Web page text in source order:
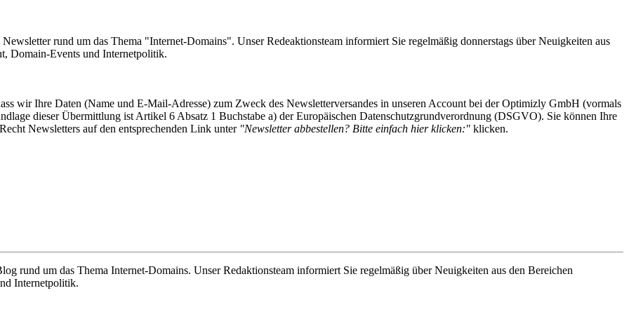
rund um das Thema "Internet-Domains". Unser Redeaktionsteam informiert Sie regelmäßig donnerstags über Neuigkeiten aus
Domain-Events und Internetpolitik.
wir Ihre Daten (Name und E-Mail-Adresse) zum Zweck des Newsletterversandes in unseren Account bei der Optimizly GmbH (vormals
dieser Übermittlung ist Artikel 6 Absatz 1 Buchstabe a) der Europäischen Datenschutzgrundverordnung (DSGVO). Sie können Ihre
Newsletters auf den entsprechenden Link unter "Newsletter abbestellen? Bitte einfach hier klicken:" klicken.
rund um das Thema Internet-Domains. Unser Redaktionsteam informiert Sie regelmäßig über Neuigkeiten aus den Bereichen
Internetpolitik.